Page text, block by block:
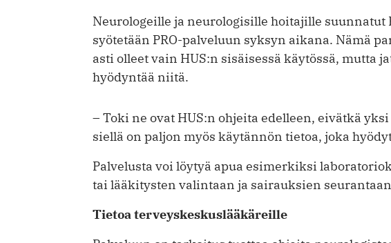
Neurologeille ja neurologisille hoitajille suunnatut
syötetään PRO-palveluun syksyn ­aikana. Nämä
asti olleet vain HUS:n sisäisessä käytössä, mutta
hyödyntää niitä.
– Toki ne ovat HUS:n ohjeita edelleen, eivätkä
siellä on paljon myös käytännön tietoa, joka
Palvelusta voi löytyä apua esimerkiksi
tai lääkitysten valintaan ja sairauk­sien
Tietoa terveyskeskuslääkäreille